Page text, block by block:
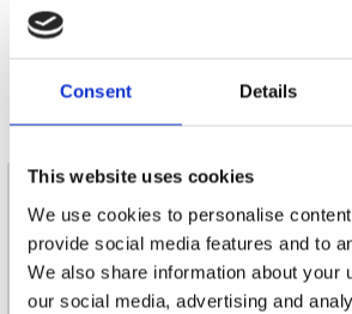
Consent Details
This website uses cookies
We use cookies to personalise
provide social media features and to
We also share information about your
our social media, advertising and